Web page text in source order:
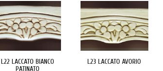
L22 LACCATO BIANCO
PATINATO
L23 LACCATO AVORIO